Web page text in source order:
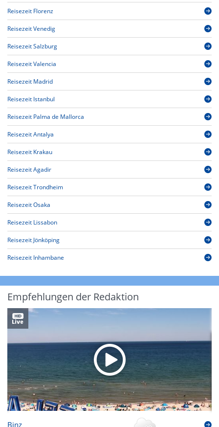
Reisezeit Florenz
Reisezeit Venedig
Reisezeit Salzburg
Reisezeit Valencia
Reisezeit Madrid
Reisezeit Istanbul
Reisezeit Palma de Mallorca
Reisezeit Antalya
Reisezeit Krakau
Reisezeit Agadir
Reisezeit Trondheim
Reisezeit Osaka
Reisezeit Lissabon
Reisezeit Jönköping
Reisezeit Inhambane
Empfehlungen der Redaktion
Binz